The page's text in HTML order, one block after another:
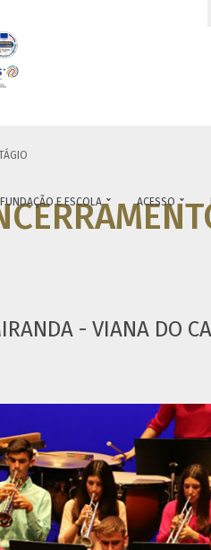
FUNDAÇÃO E ESCOLA  ACESSO 
- VIANA DO